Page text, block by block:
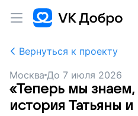
Вернуться к проекту
Москва До 7 июля 2026
«Теперь мы знаем,
история Татьяны